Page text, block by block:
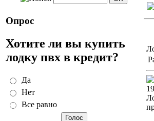
Опрос
Хотите ли вы купить
лодку пвх в кредит?
Да
Нет
Все равно